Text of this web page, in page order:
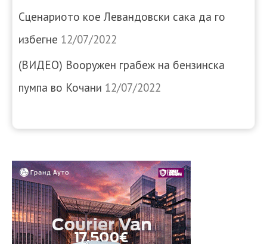
Сценариото кое Левандовски сака да го
избегне 12/07/2022
(ВИДЕО) Вооружен грабеж на бензинска
пумпа во Кочани 12/07/2022